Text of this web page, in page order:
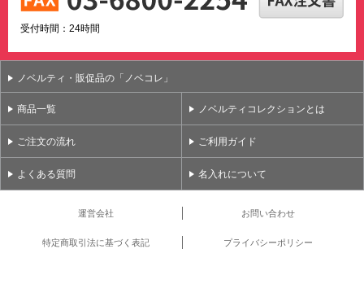
受付時間：24時間
ノベルティ・販促品の「ノベコレ」
商品一覧 ノベルティコレクションとは
ご注文の流れ ご利用ガイド
よくある質問 名入れについて
運営会社 お問い合わせ
特定商取引法に基づく表記 プライバシーポリシー